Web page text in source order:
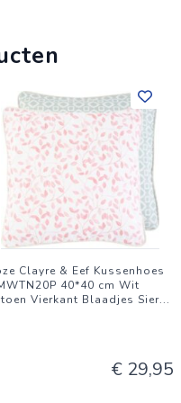
en stijl. Maak uw
Clayre & Eef Kussenhoes
40*40 cm Wit
Vierkant Blaadjes Sier...
€ 29,95